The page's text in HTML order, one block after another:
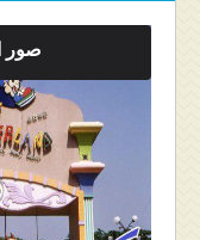
مدن ماليزيا
كيفية الحجز
من نحن
صور